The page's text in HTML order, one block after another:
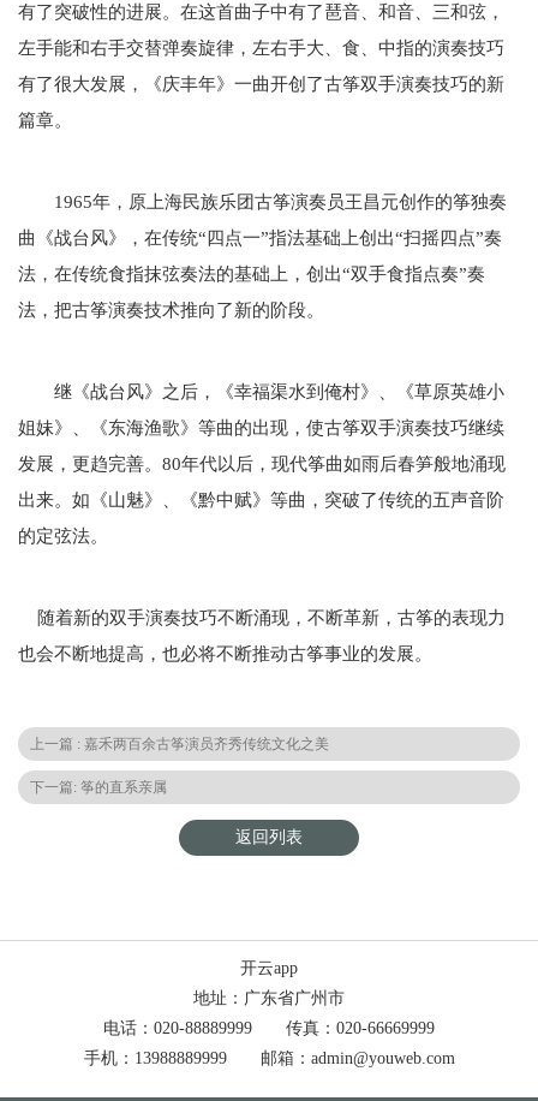
有了突破性的进展。在这首曲子中有了琶音、和音、三和弦，
左手能和右手交替弹奏旋律，左右手大、食、中指的演奏技巧
有了很大发展，《庆丰年》一曲开创了古筝双手演奏技巧的新
篇章。
1965年，原上海民族乐团古筝演奏员王昌元创作的筝独奏
曲《战台风》，在传统“四点一”指法基础上创出“扫摇四点”奏
法，在传统食指抹弦奏法的基础上，创出“双手食指点奏”奏
法，把古筝演奏技术推向了新的阶段。
继《战台风》之后，《幸福渠水到俺村》、《草原英雄小
姐妹》、《东海渔歌》等曲的出现，使古筝双手演奏技巧继续
发展，更趋完善。80年代以后，现代筝曲如雨后春笋般地涌现
出来。如《山魅》、《黔中赋》等曲，突破了传统的五声音阶
的定弦法。
随着新的双手演奏技巧不断涌现，不断革新，古筝的表现力
也会不断地提高，也必将不断推动古筝事业的发展。
上一篇 : 嘉禾两百余古筝演员齐秀传统文化之美
下一篇: 筝的直系亲属
返回列表
开云app
地址：广东省广州市
电话：020-88889999 传真：020-66669999
手机：13988889999 邮箱：admin@youweb.com